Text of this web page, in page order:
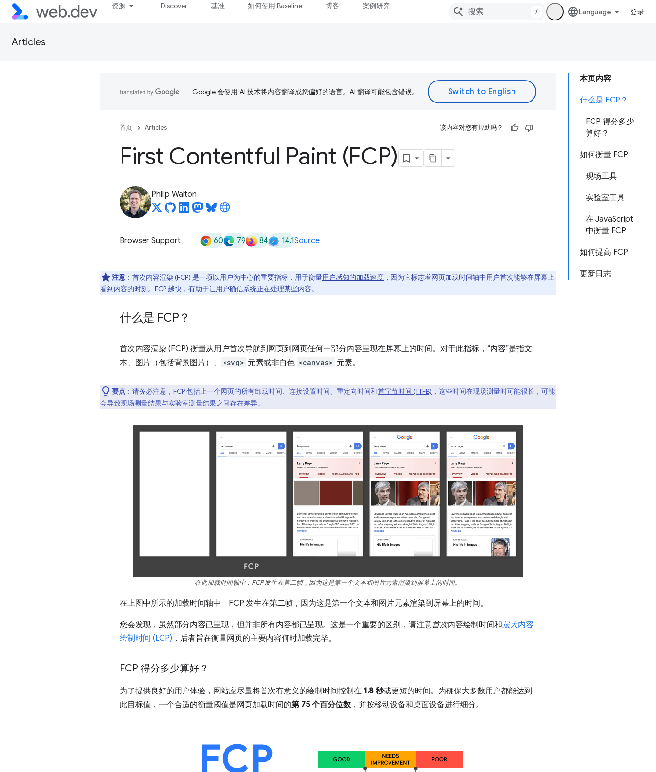
资源 Discover 基准 如何使用 Baseline 博客 案例研究
/ 登录
Articles
本页内容
什么是 FCP？
FCP 得分多少
算好？
如何衡量 FCP
现场工具
实验室工具
在 JavaScript
中衡量 FCP
如何提高 FCP
更新日志
Google 会使用 AI 技术将内容翻译成您偏好的语言。AI 翻译可能包含错误。
首页 Articles 该内容对您有帮助吗？
First Contentful Paint (FCP)
Philip Walton
Browser Support 60 79 84 14.1Source
注意 ：首次内容渲染 (FCP) 是一项以用户为中心的重要指标，用于衡量用户感知的加载速度 ，因为它标志着网页加载时间轴中用户首次能够在屏幕上
看到内容的时刻。FCP 越快，有助于让用户确信系统正在处理某些内容。
什么是 FCP？
首次内容渲染 (FCP) 衡量从用户首次导航到网页到网页任何一部分内容呈现在屏幕上的时间。对于此指标，“内容”是指文
本、图片（包括背景图片）、
<svg> 元素或非白色 <canvas> 元素。
要点 ：请务必注意，FCP 包括上一个网页的所有卸载时间、连接设置时间、重定向时间和首字节时间 (TTFB) ，这些时间在现场测量时可能很长，可能
会导致现场测量结果与实验室测量结果之间存在差异。
在此加载时间轴中，FCP 发生在第二帧，因为这是第一个文本和图片元素渲染到屏幕上的时间。
在上图中所示的加载时间轴中，FCP 发生在第二帧，因为这是第一个文本和图片元素渲染到屏幕上的时间。
您会发现，虽然部分内容已呈现，但并非所有内容都已呈现。这是一个重要的区别，请注意首次内容绘制时间和最大内容
绘制时间 (LCP) ，后者旨在衡量网页的主要内容何时加载完毕。
FCP 得分多少算好？
为了提供良好的用户体验，网站应尽量将首次有意义的绘制时间控制在 1.8 秒或更短的时间。为确保大多数用户都能达到
此目标值，一个合适的衡量阈值是网页加载时间的第 75 个百分位数 ，并按移动设备和桌面设备进行细分。